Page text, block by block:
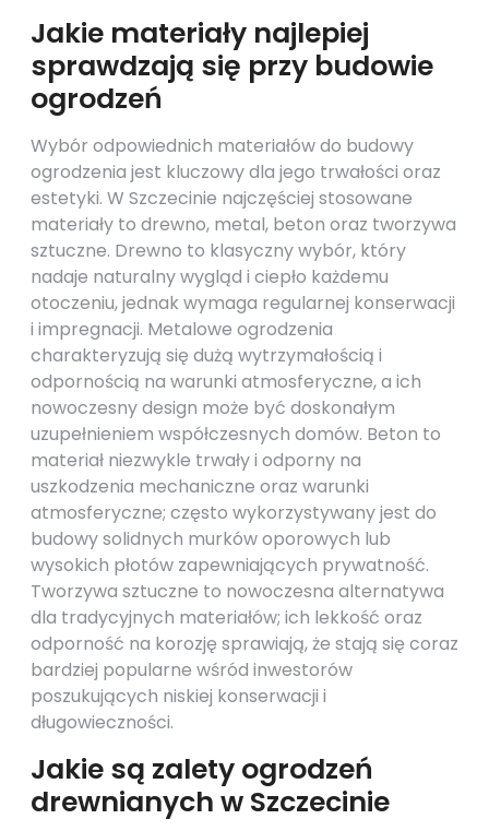
Jakie materiały najlepiej
sprawdzają się przy budowie
ogrodzeń
Wybór odpowiednich materiałów do budowy
ogrodzenia jest kluczowy dla jego trwałości oraz
estetyki. W Szczecinie najczęściej stosowane
materiały to drewno, metal, beton oraz tworzywa
sztuczne. Drewno to klasyczny wybór, który
nadaje naturalny wygląd i ciepło każdemu
otoczeniu, jednak wymaga regularnej konserwacji
i impregnacji. Metalowe ogrodzenia
charakteryzują się dużą wytrzymałością i
odpornością na warunki atmosferyczne, a ich
nowoczesny design może być doskonałym
uzupełnieniem współczesnych domów. Beton to
materiał niezwykle trwały i odporny na
uszkodzenia mechaniczne oraz warunki
atmosferyczne; często wykorzystywany jest do
budowy solidnych murków oporowych lub
wysokich płotów zapewniających prywatność.
Tworzywa sztuczne to nowoczesna alternatywa
dla tradycyjnych materiałów; ich lekkość oraz
odporność na korozję sprawiają, że stają się coraz
bardziej popularne wśród inwestorów
poszukujących niskiej konserwacji i
długowieczności.
Jakie są zalety ogrodzeń
drewnianych w Szczecinie